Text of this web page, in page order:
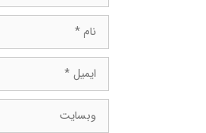
ایمیل
وبسایت